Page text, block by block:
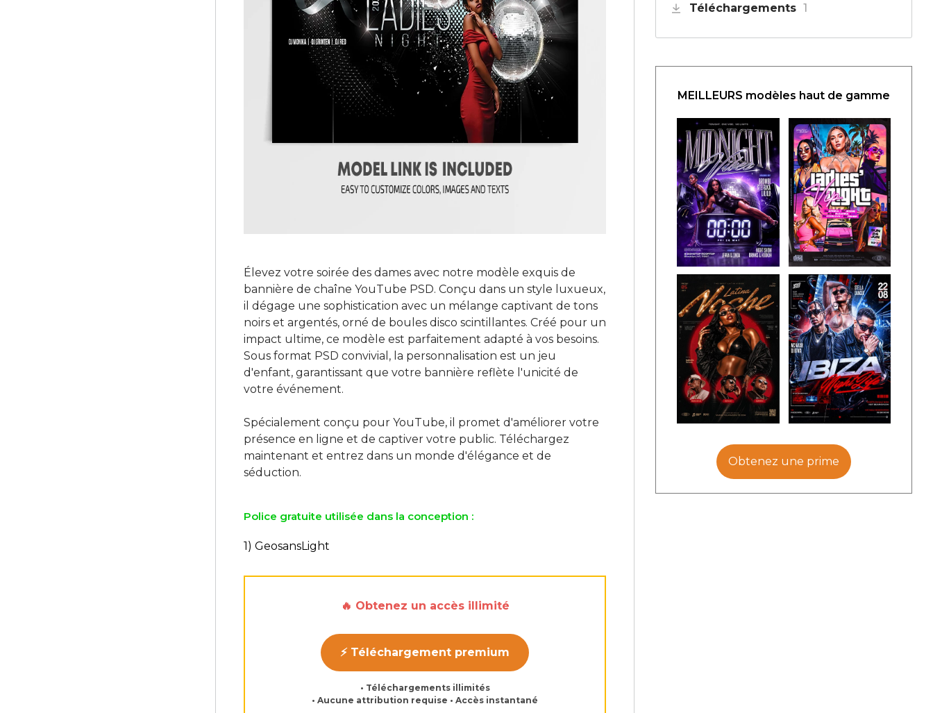
Élevez votre soirée des dames avec notre modèle exquis de
bannière de chaîne YouTube PSD. Conçu dans un style luxueux,
il dégage une sophistication avec un mélange captivant de tons
noirs et argentés, orné de boules disco scintillantes. Créé pour un
impact ultime, ce modèle est parfaitement adapté à vos besoins.
Sous format PSD convivial, la personnalisation est un jeu
d'enfant, garantissant que votre bannière reflète l'unicité de
votre événement.
Spécialement conçu pour YouTube, il promet d'améliorer votre
présence en ligne et de captiver votre public. Téléchargez
maintenant et entrez dans un monde d'élégance et de
Police gratuite utilisée dans la conception :
1) GeosansLight
🔥 Obtenez un accès illimité
⚡ Téléchargement premium
• Téléchargements illimités
• Aucune attribution requise • Accès instantané
Téléchargements 1
MEILLEURS modèles haut de gamme
Obtenez une prime